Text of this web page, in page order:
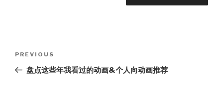
Previous
Post
PREVIOUS
盘点这些年我看过的动画&个人向动画推荐